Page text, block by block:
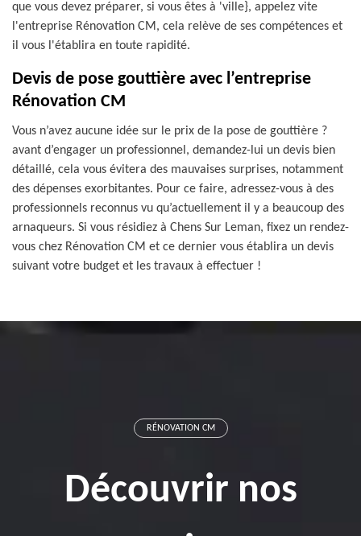
que vous devez préparer, si vous êtes à 'ville}, appelez vite
l'entreprise Rénovation CM, cela relève de ses compétences et
il vous l'établira en toute rapidité.
Devis de pose gouttière avec l’entreprise
Rénovation CM
Vous n’avez aucune idée sur le prix de la pose de gouttière ?
avant d’engager un professionnel, demandez-lui un devis bien
détaillé, cela vous évitera des mauvaises surprises, notamment
des dépenses exorbitantes. Pour ce faire, adressez-vous à des
professionnels reconnus vu qu’actuellement il y a beaucoup des
arnaqueurs. Si vous résidiez à Chens Sur Leman, fixez un rendez-
vous chez Rénovation CM et ce dernier vous établira un devis
suivant votre budget et les travaux à effectuer !
RÉNOVATION CM
Découvrir nos